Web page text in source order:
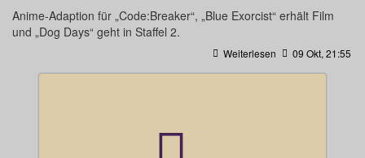
Anime-Adaption für „Code:Breaker“, „Blue Exorcist“ erhält Film
und „Dog Days“ geht in Staffel 2.
Weiterlesen 09 Okt, 21:55